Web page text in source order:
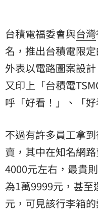
台積電福委會與台灣
名，推出台積電限
外表以電路圖案設
又印上「台積電
呼「好看！」、「好
不過有許多員工拿
賣，其中在知名網
4000元左右，最貴
為1萬9999元，甚至
元，可見該行李箱的